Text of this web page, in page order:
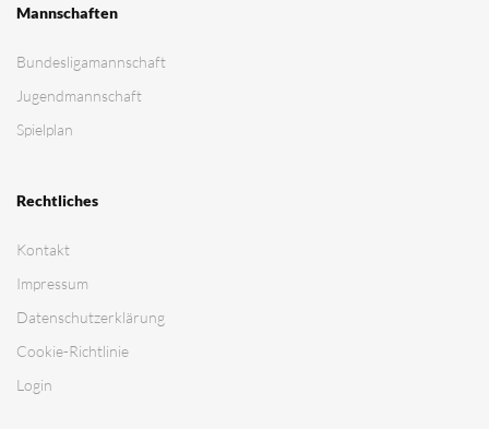
Mannschaften
Bundesligamannschaft
Jugendmannschaft
Spielplan
Rechtliches
Kontakt
Impressum
Datenschutz­erklärung
Cookie-Richtlinie
Login